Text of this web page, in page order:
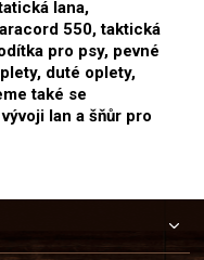
lana,
550, taktická
pro psy, pevné
duté oplety,
také se
lan a šňůr pro